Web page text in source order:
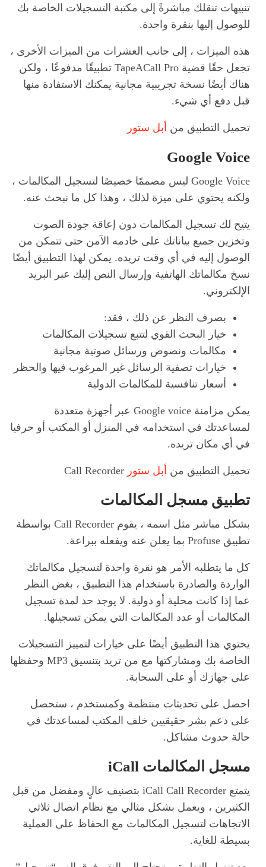
تنبيهات تنقلك مباشرةً إلى مكتبة التسجيلات الخاصة بك
للوصول إليها بنقرة واحدة.
هذه الميزات ، إلى جانب العشرات من الميزات الأخرى ،
تجعل حقًا قضية TapeACall Pro تطبيقًا مدفوعًا ، ولكن
هناك أيضًا نسخة تجريبية مجانية يمكنك الاستفادة منها
قبل دفع أي شيء.
تحميل التطبيق من أبل ستور
Google Voice
Google Voice ليس مصممًا خصيصًا لتسجيل المكالمات ،
ولكنه يحتوي على ميزة لذلك ، وهذا كل ما نبحث عنه.
يتيح لك تسجيل المكالمات دون إعاقة جودة الصوت
وتخزين جميع بياناتك على خادمه الآمن حتى تتمكن من
الوصول إليه في أي وقت تريده. يمكن لهذا التطبيق أيضًا
نسخ مكالماتك الهاتفية وإرسال النص إليك عبر البريد
الإلكتروني.
بصرف النظر عن ذلك ، فقد:
خيار البحث القوي لتتبع تسجيلات المكالمات
مكالمات ونصوص ورسائل صوتية مجانية
خيارات تصفية الرسائل غير المرغوب فيها والحظر
أسعار تنافسية للمكالمات الدولية
يمكن مزامنة Google voice عبر أجهزة متعددة
لمساعدتك في استخدامه في المنزل أو المكتب أو حرفيا
في أي مكان تريده.
تحميل التطبيق من أبل ستور
تطبيق مسجل المكالمات
بشكل مباشر مثل اسمه ، يقوم Call Recorder بواسطة
تطبيق Profuse بما يعلن عنه ويفعله ببراعة.
كل ما يتطلبه الأمر هو نقرة واحدة لتسجيل مكالماتك
الواردة والصادرة باستخدام هذا التطبيق ، بغض النظر
عما إذا كانت محلية أو دولية. لا يوجد حد لمدة تسجيل
المكالمات أو عدد المكالمات التي يمكن تسجيلها.
يحتوي هذا التطبيق أيضًا على خيارات لتمييز التسجيلات
الخاصة بك ومشاركتها مع من تريد بتنسيق MP3 وحفظها
على جهازك أو على السحابة.
احصل على تحديثات منتظمة وكمستخدم ، ستحصل
على دعم بشر حقيقيين خلف المكتب لمساعدتك في
حالة حدوث مشاكل.
مسجل المكالمات iCall
يتمتع iCall Call Recorder بتصنيف عالٍ ومفضل من قبل
الكثيرين ، ويعمل بشكل مثالي مع نظام اتصال ثلاثي
الاتجاهات لتسجيل المكالمات مع الحفاظ على العملية
بسيطة للغاية.